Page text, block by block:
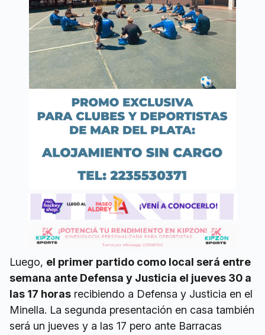
Luego, el primer partido como local será entre
semana ante Defensa y Justicia el jueves 30 a
las 17 horas recibiendo a Defensa y Justicia en el
Minella. La segunda presentación en casa también
será un jueves y a las 17 pero ante Barracas